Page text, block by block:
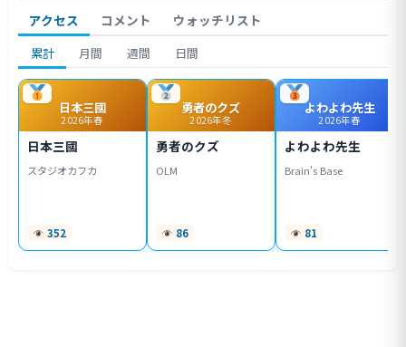
アクセス コメント ウォッチリスト
累計 月間 週間 日間
日本三國
2026年春
日本三國
スタジオカフカ
352
勇者のクズ
2026年冬
勇者のクズ
OLM
86
よわよわ先生
2026年春
よわよわ先生
Brain's Base
81